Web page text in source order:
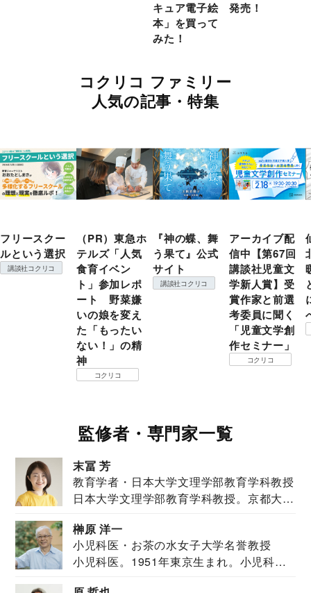
キュア電子絵
本」を買って
みた！
発売！
コクリコ ファミリー
人気の記事・特集
フリースクー
ルという選択
講談社コクリコ
（PR）東急ホ
テルズ「人気
食育イベン
ト」参加レポ
ート 野菜嫌
いの娘を変え
た「もったい
ない！」の精
神
コクリコ
『神の蝶、舞
う果て』公式
サイト
講談社コクリコ
アーカイブ配
信中【第67回
講談社児童文
学新人賞】受
賞作家と前選
考委員に聞く
「児童文学創
作セミナー」
コクリコ
監修者・専門家一覧
末冨 芳
教育学者・日本大学文理学部教育学科教授
日本大学文理学部教育学科教授。京都大学
榊原 洋一
小児科医・お茶の水女子大学名誉教授
小児科医。1951年東京生まれ。小児科